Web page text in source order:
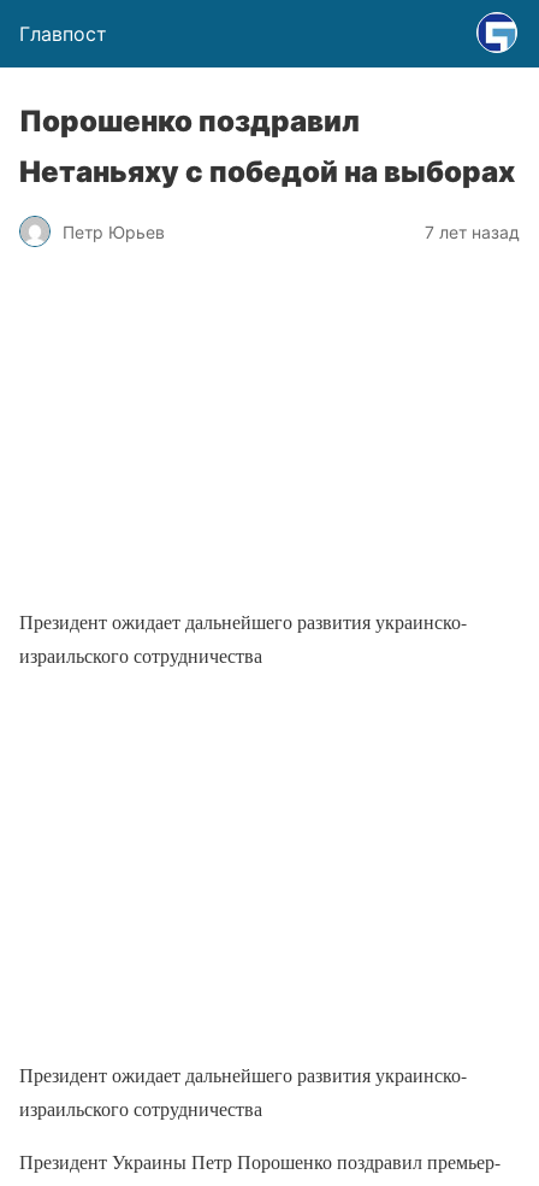
Главпост
Порошенко поздравил
Нетаньяху с победой на выборах
Петр Юрьев 7 лет назад
Президент ожидает дальнейшего развития украинско-
израильского сотрудничества
Президент ожидает дальнейшего развития украинско-
израильского сотрудничества
Президент Украины Петр Порошенко поздравил премьер-